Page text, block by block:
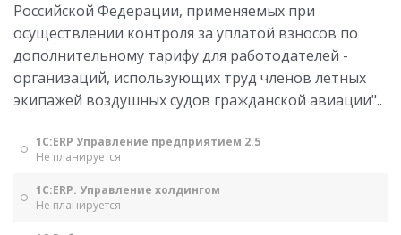
Российской Федерации, применяемых при
осуществлении контроля за уплатой взносов по
дополнительному тарифу для работодателей -
организаций, использующих труд членов летных
экипажей воздушных судов гражданской авиации"..
1С:ERP Управление предприятием 2.5
Не планируется
1С:ERP. Управление холдингом
Не планируется